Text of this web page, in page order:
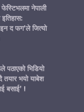
नेपाली
द फग’ले जित्यो
भिडियो
तयार भयो याबेश
बसाई’ !